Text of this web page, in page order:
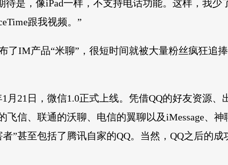
是，像iPad一样，不支持电话功能。这样，我少
跟我视频。”
了IM产品“米聊”，很短时间就被大量粉丝疯狂追
21日，微信1.0正式上线。凭借QQ的好友资源、
信、联通的沃聊、电信的翼聊以及iMessage、神
”甚至包括了腾讯自家的QQ。当然，QQ之后的成